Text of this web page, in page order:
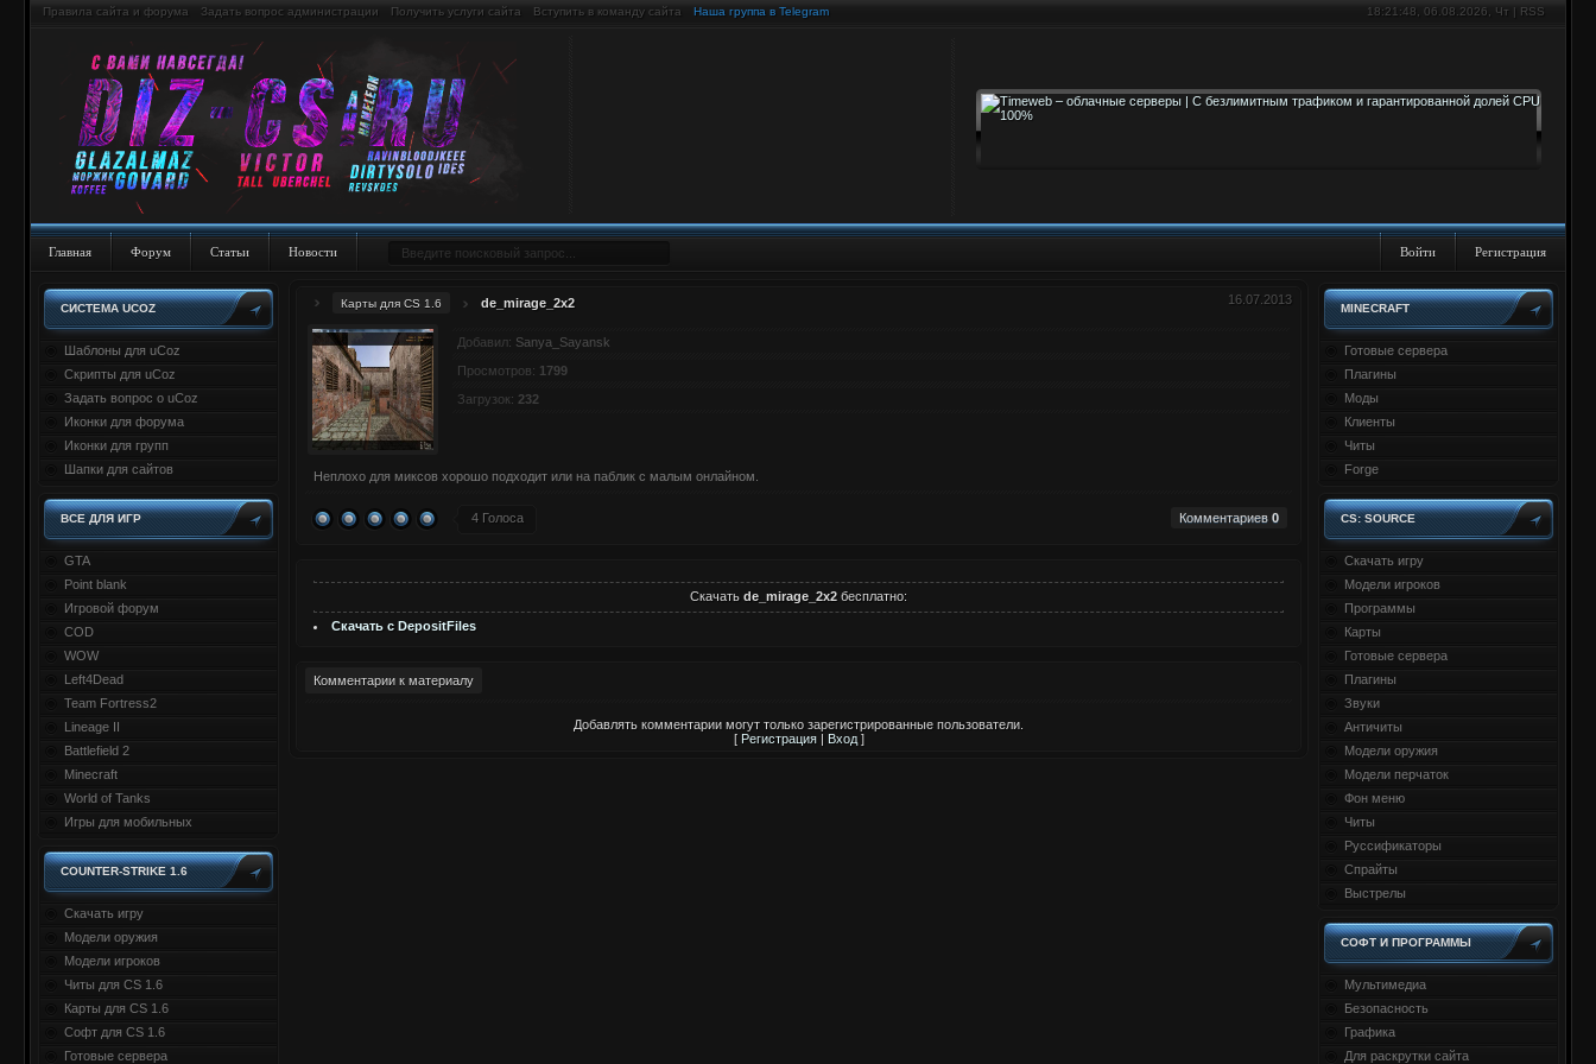
18:21:48 , 06.08.2026, Чт | RSS
Правила сайта и форума Задать вопрос администрации Получить услуги сайта Вступить в команду сайта Наша группа в Telegram
Войти Регистрация
Главная Форум Статьи Новости
MINECRAFT
Готовые сервера
Плагины
Моды
Клиенты
Читы
Forge
CS: SOURCE
Скачать игру
Модели игроков
Программы
Карты
Готовые сервера
Плагины
Звуки
Античиты
Модели оружия
Модели перчаток
Фон меню
Читы
Руссификаторы
Спрайты
Выстрелы
СОФТ И ПРОГРАММЫ
Мультимедиа
Безопасность
Графика
Для раскрутки сайта
СИСТЕМА UCOZ
Шаблоны для uCoz
Скрипты для uCoz
Задать вопрос о uCoz
Иконки для форума
Иконки для групп
Шапки для сайтов
ВСЕ ДЛЯ ИГР
GTA
Point blank
Игровой форум
COD
WOW
Left4Dead
Team Fortress2
Lineage II
Battlefield 2
Minecraft
World of Tanks
Игры для мобильных
COUNTER-STRIKE 1.6
Скачать игру
Модели оружия
Модели игроков
Читы для CS 1.6
Карты для CS 1.6
Софт для CS 1.6
Готовые сервера
16.07.2013
Карты для CS 1.6 de_mirage_2x2
Добавил: Sanya_Sayansk
Просмотров: 1799
Загрузок: 232
Неплохо для миксов хорошо подходит или на паблик с малым онлайном.
Комментариев 0
4 Голоса
Скачать de_mirage_2x2 бесплатно:
Скачать с DepositFiles
Комментарии к материалу
Добавлять комментарии могут только зарегистрированные пользователи.
[ Регистрация| Вход]